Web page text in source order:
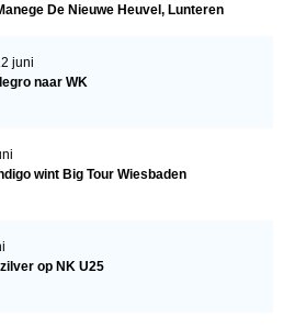
De Nieuwe Heuvel, Lunteren
juni
naar WK
wint Big Tour Wiesbaden
op NK U25